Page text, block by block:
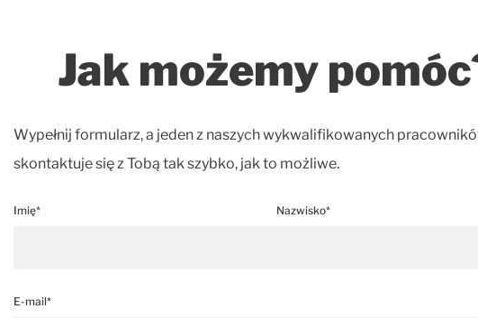
Jak możemy
Wypełnij formularz, a jeden z naszych wykwalifikowanych
skontaktuje się z Tobą tak szybko, jak to możliwe.
Imię* Nazwisko*
E-mail*